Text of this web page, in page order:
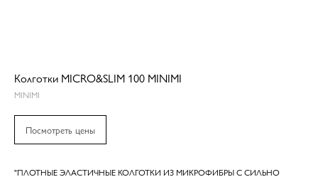
Колготки MICRO&SLIM 100 MINIMI
MINIMI
Посмотреть цены
"ПЛОТНЫЕ ЭЛАСТИЧНЫЕ КОЛГОТКИ ИЗ МИКРОФИБРЫ С СИЛЬНО